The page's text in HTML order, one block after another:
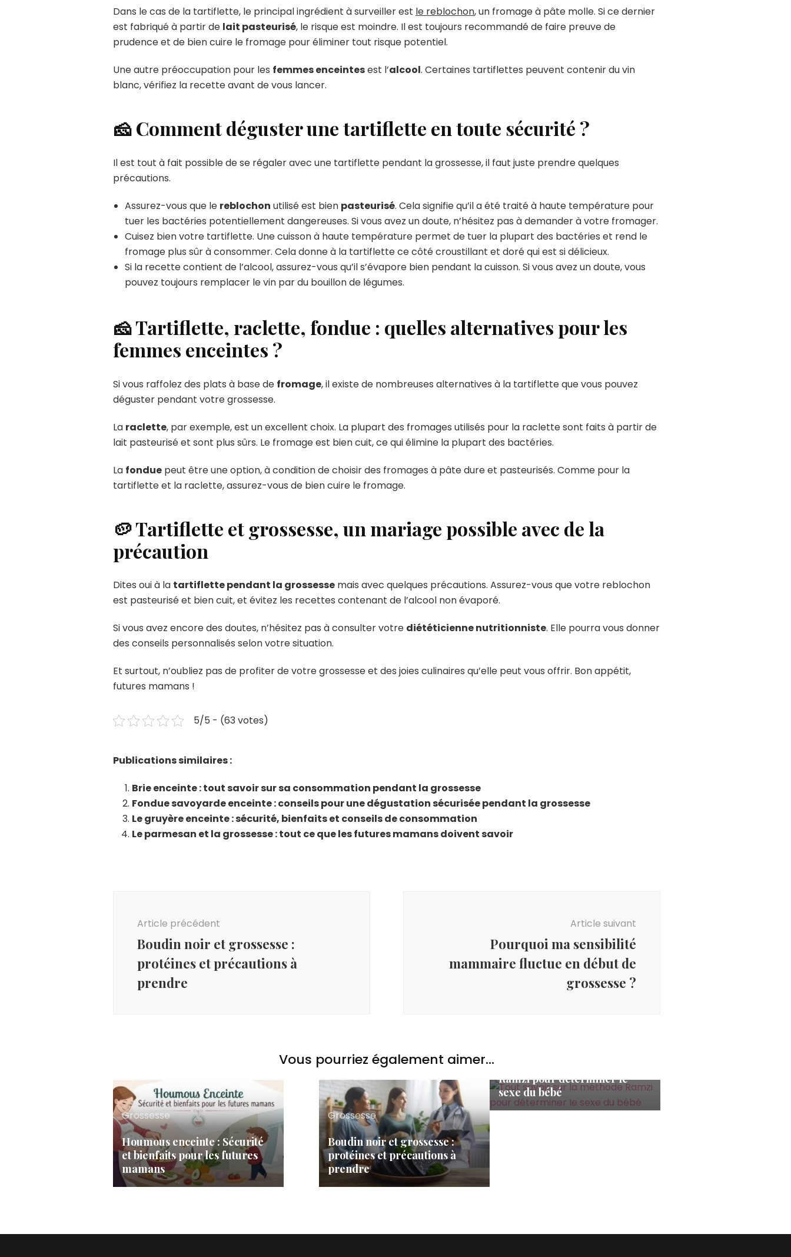
Dans le cas de la tartiflette, le principal ingrédient à surveiller est le reblochon, un fromage à pâte molle. Si ce dernier
est fabriqué à partir de lait pasteurisé, le risque est moindre. Il est toujours recommandé de faire preuve de
prudence et de bien cuire le fromage pour éliminer tout risque potentiel.
Une autre préoccupation pour les femmes enceintesest l’alcool. Certaines tartiflettes peuvent contenir du vin
blanc, vérifiez la recette avant de vous lancer.
🧀 Comment déguster une tartiflette en toute sécurité ?
Il est tout à fait possible de se régaler avec une tartiflette pendant la grossesse, il faut juste prendre quelques
précautions.
Assurez-vous que le reblochon utilisé est bien pasteurisé. Cela signifie qu’il a été traité à haute température pour
tuer les bactéries potentiellement dangereuses. Si vous avez un doute, n’hésitez pas à demander à votre fromager.
Cuisez bien votre tartiflette. Une cuisson à haute température permet de tuer la plupart des bactéries et rend le
fromage plus sûr à consommer. Cela donne à la tartiflette ce côté croustillant et doré qui est si délicieux.
Si la recette contient de l’alcool, assurez-vous qu’il s’évapore bien pendant la cuisson. Si vous avez un doute, vous
pouvez toujours remplacer le vin par du bouillon de légumes.
🧀 Tartiflette, raclette, fondue : quelles alternatives pour les
femmes enceintes ?
Si vous raffolez des plats à base de fromage, il existe de nombreuses alternatives à la tartiflette que vous pouvez
déguster pendant votre grossesse.
La raclette, par exemple, est un excellent choix. La plupart des fromages utilisés pour la raclette sont faits à partir de
lait pasteurisé et sont plus sûrs. Le fromage est bien cuit, ce qui élimine la plupart des bactéries.
La fondue peut être une option, à condition de choisir des fromages à pâte dure et pasteurisés. Comme pour la
tartiflette et la raclette, assurez-vous de bien cuire le fromage.
🥔 Tartiflette et grossesse, un mariage possible avec de la
précaution
Dites oui à la tartiflette pendant la grossesse mais avec quelques précautions. Assurez-vous que votre reblochon
est pasteurisé et bien cuit, et évitez les recettes contenant de l’alcool non évaporé.
Si vous avez encore des doutes, n’hésitez pas à consulter votre diététicienne nutritionniste. Elle pourra vous donner
des conseils personnalisés selon votre situation.
Et surtout, n’oubliez pas de profiter de votre grossesse et des joies culinaires qu’elle peut vous offrir. Bon appétit,
futures mamans !
5/5 - (63 votes)
Publications similaires :
Brie enceinte : tout savoir sur sa consommation pendant la grossesse
Fondue savoyarde enceinte : conseils pour une dégustation sécurisée pendant la grossesse
Le gruyère enceinte : sécurité, bienfaits et conseils de consommation
Le parmesan et la grossesse : tout ce que les futures mamans doivent savoir
Article précédent
Boudin noir et grossesse :
protéines et précautions à
prendre
Article suivant
Pourquoi ma sensibilité
mammaire fluctue en début de
grossesse ?
Vous pourriez également aimer...
Grossesse
Houmous enceinte : Sécurité
et bienfaits pour les futures
mamans
Grossesse
Boudin noir et grossesse :
protéines et précautions à
prendre
Ramzi pour déterminer le
sexe du bébé